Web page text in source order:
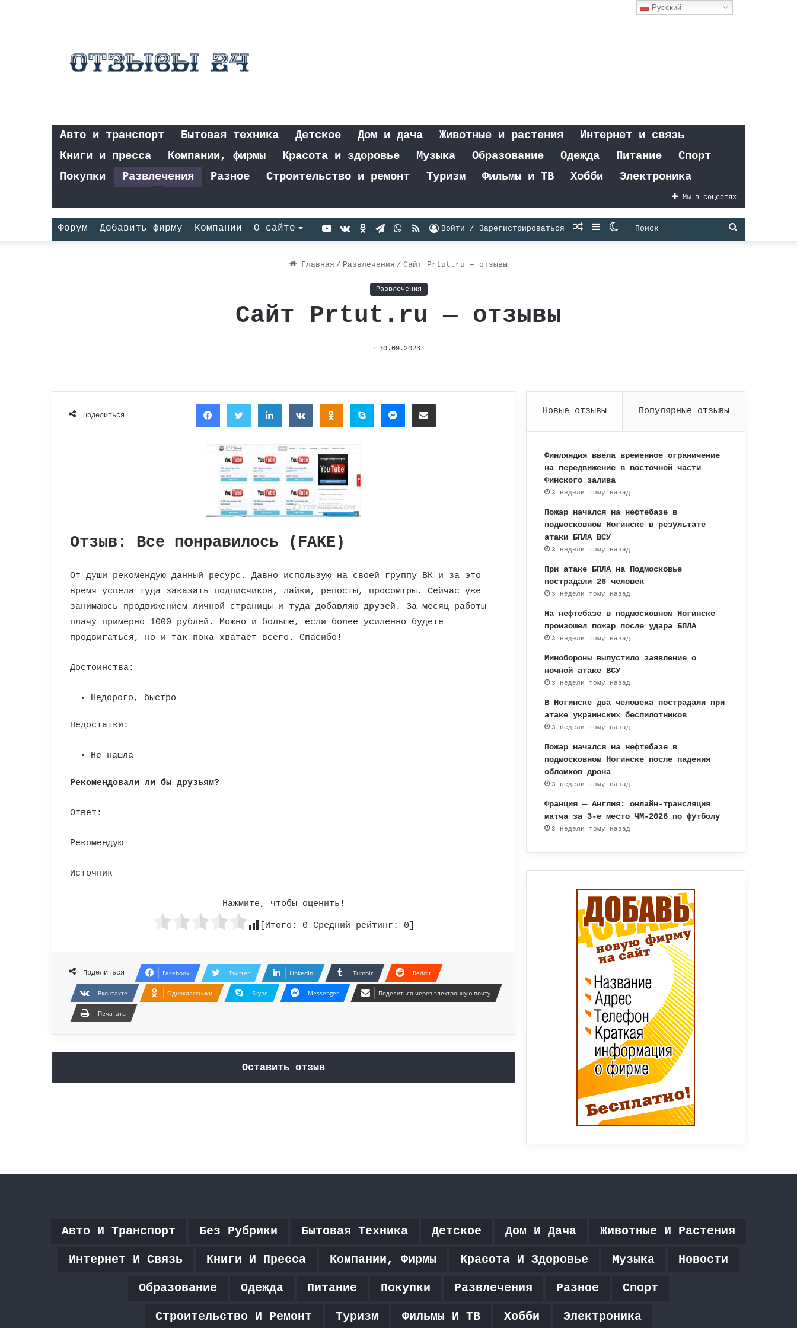
Авто и транспорт Бытовая техника Детское Дом и дача Животные и растения
Интернет и связь
Книги и пресса
Компании, фирмы Красота и здоровье Музыка Образование Одежда Питание
Спорт
Покупки
Развлечения Разное Строительство и ремонт Туризм Фильмы и ТВ Хобби Электроника
Мы в соцсетях
Форум Добавить фирму Компании О сайте Поиск
Switch
Sidebar
Случайная
Войти / Зарегистрироваться
RSS
WhatsApp
Telegram
Одноклассники
vk.com
YouTube
Главная / Развлечения / Сайт Prtut.ru — отзывы
Развлечения
Сайт Prtut.ru — отзывы
30.09.2023
Поделиться
FacebookTwitterLinkedInВконтактеОдноклассники
Skype MessengerПоделиться через электронную почту
Отзыв: Все понравилось (FAKE)
От души рекомендую данный ресурс. Давно использую на своей группу ВК и за это
время успела туда заказать подписчиков, лайки, репосты, просомтры. Сейчас уже
занимаюсь продвижением личной страницы и туда добавляю друзей. За месяц работы
плачу примерно 1000 рублей. Можно и больше, если более усиленно будете
продвигаться, но и так пока хватает всего. Спасибо!
Достоинства:
Недорого, быстро
Недостатки:
Не нашла
Рекомендовали ли бы друзьям?
Ответ:
Рекомендую
Источник
Нажмите, чтобы оценить!
[Итого: 0 Средний рейтинг: 0
Поделиться Facebook Twitter LinkedIn Tumblr Reddit
Вконтакте Одноклассники Skype Messenger Поделиться через электронную почту
Печатать
Оставить отзыв
Новые отзывы Популярные отзывы
Финляндия ввела временное ограничение
на передвижение в восточной части
Финского залива
3 недели тому назад
Пожар начался на нефтебазе в
подмосковном Ногинске в результате
атаки БПЛА ВСУ
3 недели тому назад
При атаке БПЛА на Подмосковье
пострадали 26 человек
3 недели тому назад
На нефтебазе в подмосковном Ногинске
произошел пожар после удара БПЛА
3 недели тому назад
Минобороны выпустило заявление о
ночной атаке ВСУ
3 недели тому назад
В Ногинске два человека пострадали при
атаке украинских беспилотников
3 недели тому назад
Пожар начался на нефтебазе в
подмосковном Ногинске после падения
обломков дрона
3 недели тому назад
Франция — Англия: онлайн-трансляция
матча за 3-е место ЧМ-2026 по футболу
3 недели тому назад
Авто И Транспорт Без Рубрики Бытовая Техника Детское Дом И Дача Животные И Растения
Интернет И Связь Книги И Пресса Компании, Фирмы Красота И Здоровье Музыка Новости
Образование Одежда Питание Покупки Развлечения Разное Спорт
Строительство И Ремонт Туризм Фильмы И ТВ Хобби Электроника
Русский